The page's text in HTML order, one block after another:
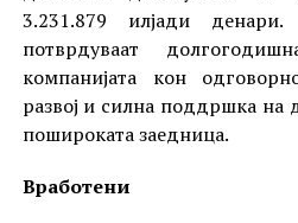
3.231.879 илјади
потврдуваат
компанијата кон
развој и силна поддршка на
пошироката заедница.
Вработени